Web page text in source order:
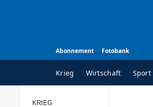
Abonnement Fotobank
Krieg Wirtschaft Sport
KRIEG